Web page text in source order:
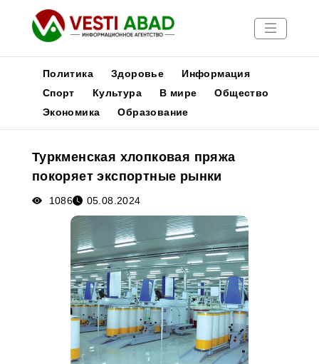
Новости
Медиа
Афиша
Политика Здоровье
Информация
Спорт
Культура В мире
Общество
Экономика
Образование
Туркменская хлопковая пряжа
покоряет экспортные рынки
1086 05.08.2024